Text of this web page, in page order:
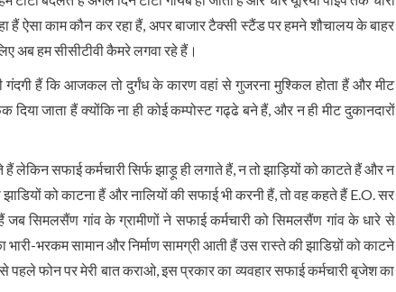
हैं ऐसा काम कौन कर रहा हैं, अपर बाजार टैक्सी स्टैंड पर हमने शौचालय के बाहर
अब हम सीसीटीवी कैमरे लगवा रहे हैं।
गंदगी हैं कि आजकल तो दुर्गंध के कारण वहां से गुजरना मुश्किल होता हैं और मीट
दिया जाता हैं क्योंकि ना ही कोई कम्पोस्ट गढ्ढे बने हैं, और न ही मीट दुकानदारों
लेकिन सफाई कर्मचारी सिर्फ झाड़ू ही लगाते हैं, न तो झाड़ियों को काटते हैं और न
को काटना हैं और नालियों की सफाई भी करनी हैं, तो वह कहते हैं E.O. सर
सिमलसैंण गांव के ग्रामीणों ने सफाई कर्मचारी को सिमलसैंण गांव के धारे से
भरकम सामान और निर्माण सामग्री आती हैं उस रास्ते की झाडिय़ों को काटने
पहले फोन पर मेरी बात कराओ, इस प्रकार का व्यवहार सफाई कर्मचारी बृजेश का